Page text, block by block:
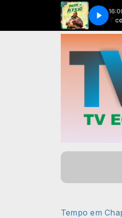
MPB GOURMET com
Péricles - Supera
Tempo em